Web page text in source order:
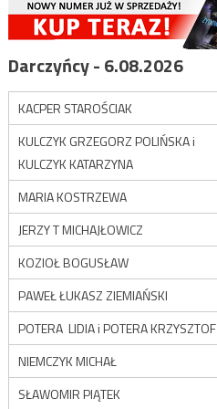
Darczyńcy - 6.08.2026
KACPER STAROŚCIAK
KULCZYK GRZEGORZ POLIŃSKA i
KULCZYK KATARZYNA
MARIA KOSTRZEWA
JERZY T MICHAJŁOWICZ
KOZIOŁ BOGUSŁAW
PAWEŁ ŁUKASZ ZIEMIAŃSKI
POTERA LIDIA i POTERA KRZYSZTOF
NIEMCZYK MICHAŁ
SŁAWOMIR PIĄTEK